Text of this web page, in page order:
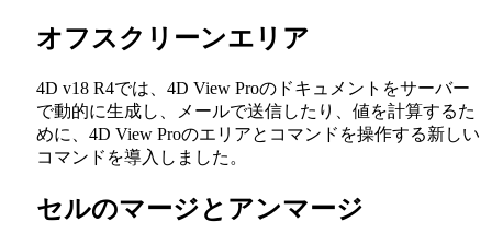
オフスクリーンエリア
4D v18 R4では、4D View Proのドキュメントをサーバー
で動的に生成し、メールで送信したり、値を計算するた
めに、4D View Proのエリアとコマンドを操作する新しい
コマンドを導入しました。
セルのマージとアンマージ